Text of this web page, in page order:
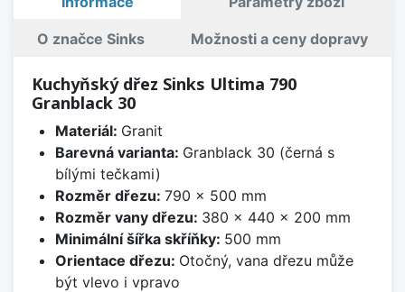
O značce Sinks Možnosti a ceny dopravy
Kuchyňský dřez Sinks Ultima 790
Granblack 30
Materiál: Granit
Barevná varianta: Granblack 30 (černá s
bílými tečkami)
Rozměr dřezu: 790 x 500 mm
Rozměr vany dřezu: 380 x 440 x 200 mm
Minimální šířka skříňky: 500 mm
Orientace dřezu: Otočný, vana dřezu může
být vlevo i vpravo